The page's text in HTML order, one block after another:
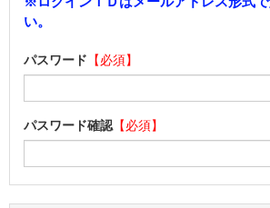
い。
パスワード 【必須】
パスワード確認 【必須】